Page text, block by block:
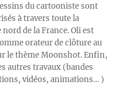
du cartooniste sont
à travers toute la
de la France. Oli est
orateur de clôture au
le thème Moonshot. Enfin,
autres travaux (bandes
vidéos, animations… )